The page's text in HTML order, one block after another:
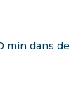
min dans de